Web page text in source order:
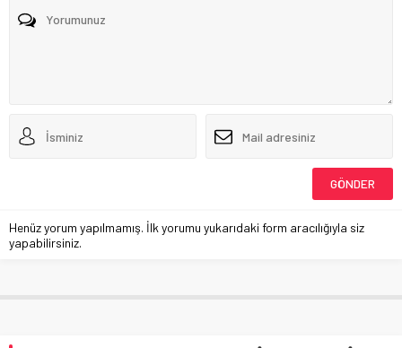
Henüz yorum yapılmamış. İlk yorumu yukarıdaki form aracılığıyla siz
yapabilirsiniz.